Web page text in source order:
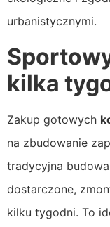
urbanistycznymi.
kilka
Zakup gotowych
na zbudowanie
tradycyjna
dostarczone,
kilku tygodni. To